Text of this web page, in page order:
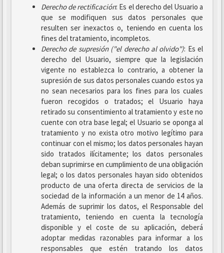
Derecho de rectificación: Es el derecho del Usuario a
que se modifiquen sus datos personales que
resulten ser inexactos o, teniendo en cuenta los
fines del tratamiento, incompletos.
Derecho de supresión ("el derecho al olvido"): Es el
derecho del Usuario, siempre que la legislación
vigente no establezca lo contrario, a obtener la
supresión de sus datos personales cuando estos ya
no sean necesarios para los fines para los cuales
fueron recogidos o tratados; el Usuario haya
retirado su consentimiento al tratamiento y este no
cuente con otra base legal; el Usuario se oponga al
tratamiento y no exista otro motivo legítimo para
continuar con el mismo; los datos personales hayan
sido tratados ilícitamente; los datos personales
deban suprimirse en cumplimiento de una obligación
legal; o los datos personales hayan sido obtenidos
producto de una oferta directa de servicios de la
sociedad de la información a un menor de 14 años.
Además de suprimir los datos, el Responsable del
tratamiento, teniendo en cuenta la tecnología
disponible y el coste de su aplicación, deberá
adoptar medidas razonables para informar a los
responsables que estén tratando los datos